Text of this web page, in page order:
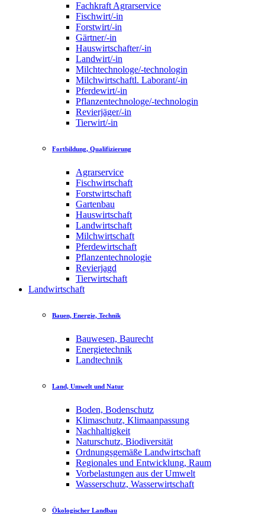
Fachkraft Agrarservice
Fischwirt/-in
Forstwirt/-in
Gärtner/-in
Hauswirtschafter/-in
Landwirt/-in
Milchtechnologe/-technologin
Milchwirtschaftl. Laborant/-in
Pferdewirt/-in
Pflanzentechnologe/-technologin
Revierjäger/-in
Tierwirt/-in
Fortbildung, Qualifizierung
Agrarservice
Fischwirtschaft
Forstwirtschaft
Gartenbau
Hauswirtschaft
Landwirtschaft
Milchwirtschaft
Pferdewirtschaft
Pflanzentechnologie
Revierjagd
Tierwirtschaft
Landwirtschaft
Bauen, Energie, Technik
Bauwesen, Baurecht
Energietechnik
Landtechnik
Land, Umwelt und Natur
Boden, Bodenschutz
Klimaschutz, Klimaanpassung
Nachhaltigkeit
Naturschutz, Biodiversität
Ordnungsgemäße Landwirtschaft
Regionales und Entwicklung, Raum
Vorbelastungen aus der Umwelt
Wasserschutz, Wasserwirtschaft
Ökologischer Landbau